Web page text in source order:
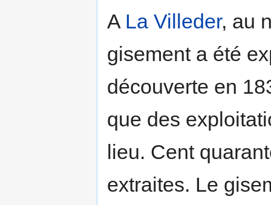
A La Villeder, au
gisement a été
découverte en
que des
lieu. Cent
extraites. Le